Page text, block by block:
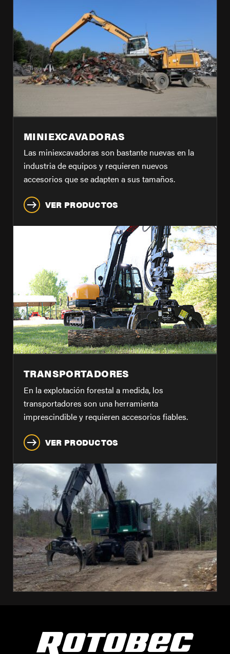
MINIEXCAVADORAS
Las miniexcavadoras son bastante nuevas en la
industria de equipos y requieren nuevos
accesorios que se adapten a sus tamaños.
VER PRODUCTOS
TRANSPORTADORES
En la explotación forestal a medida, los
transportadores son una herramienta
imprescindible y requieren accesorios fiables.
VER PRODUCTOS